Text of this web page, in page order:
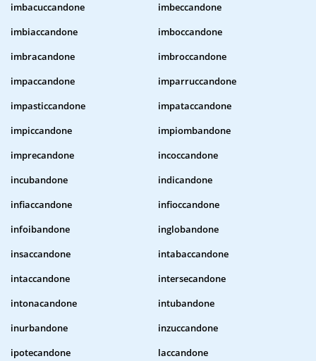
imbacuccandone
imbeccandone
imbiaccandone
imboccandone
imbracandone
imbroccandone
impaccandone
imparruccandone
impasticcandone
impataccandone
impiccandone
impiombandone
imprecandone
incoccandone
incubandone
indicandone
infiaccandone
infioccandone
infoibandone
inglobandone
insaccandone
intabaccandone
intaccandone
intersecandone
intonacandone
intubandone
inurbandone
inzuccandone
ipotecandone
laccandone